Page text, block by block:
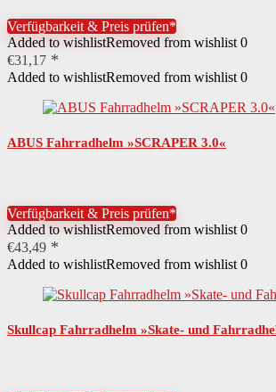
Verfügbarkeit & Preis prüfen*
Added to wishlistRemoved from wishlist 0
€31,17
Added to wishlistRemoved from wishlist 0
ABUS Fahrradhelm »SCRAPER 3.0«
Verfügbarkeit & Preis prüfen*
Added to wishlistRemoved from wishlist 0
€43,49
Added to wishlistRemoved from wishlist 0
Skullcap Fahrradhelm »Skate- und